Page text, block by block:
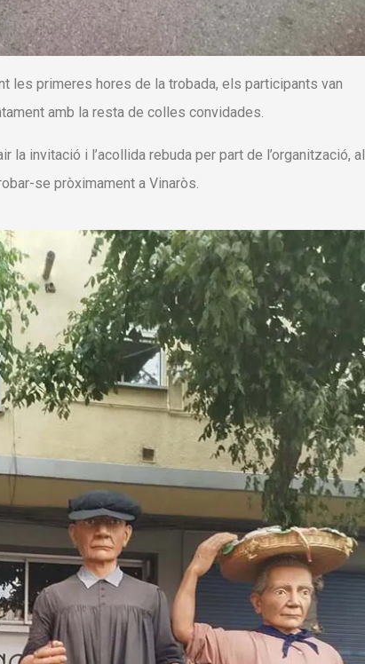
les primeres hores de la trobada, els participants van
amb la resta de colles convidades.
la invitació i l’acollida rebuda per part de l’organització, al
se pròximament a Vinaròs.